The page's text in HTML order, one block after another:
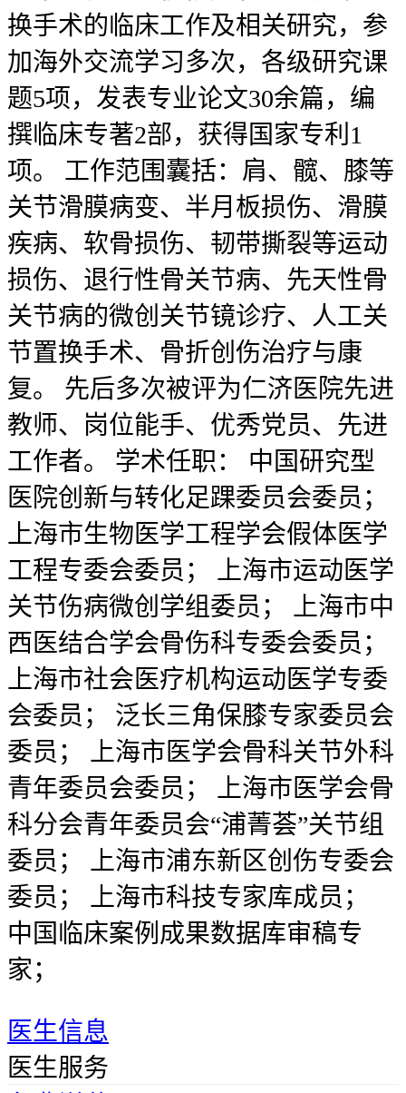
换手术的临床工作及相关研究，参
加海外交流学习多次，各级研究课
题5项，发表专业论文30余篇，编
撰临床专著2部，获得国家专利1
项。 工作范围囊括：肩、髋、膝等
关节滑膜病变、半月板损伤、滑膜
疾病、软骨损伤、韧带撕裂等运动
损伤、退行性骨关节病、先天性骨
关节病的微创关节镜诊疗、人工关
节置换手术、骨折创伤治疗与康
复。 先后多次被评为仁济医院先进
教师、岗位能手、优秀党员、先进
工作者。 学术任职： 中国研究型
医院创新与转化足踝委员会委员；
上海市生物医学工程学会假体医学
工程专委会委员； 上海市运动医学
关节伤病微创学组委员； 上海市中
西医结合学会骨伤科专委会委员；
上海市社会医疗机构运动医学专委
会委员； 泛长三角保膝专家委员会
委员； 上海市医学会骨科关节外科
青年委员会委员； 上海市医学会骨
科分会青年委员会“浦菁荟”关节组
委员； 上海市浦东新区创伤专委会
委员； 上海市科技专家库成员；
中国临床案例成果数据库审稿专
家；
医生信息
医生服务